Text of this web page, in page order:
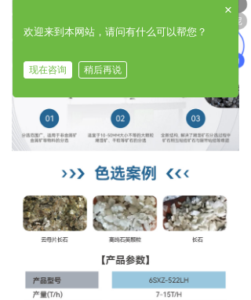
你们是怎么收费的呢
×
欢迎来到本网站，请问有什么可以帮您？
现在咨询 稍后再说